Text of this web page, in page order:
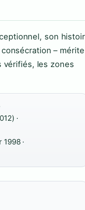
son
– mérite
vérifiés, les zones
·
1998 ·